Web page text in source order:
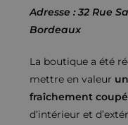
Adresse : 32 Rue
Bordeaux
La boutique a été
mettre en valeur
fraîchement
d’intérieur et